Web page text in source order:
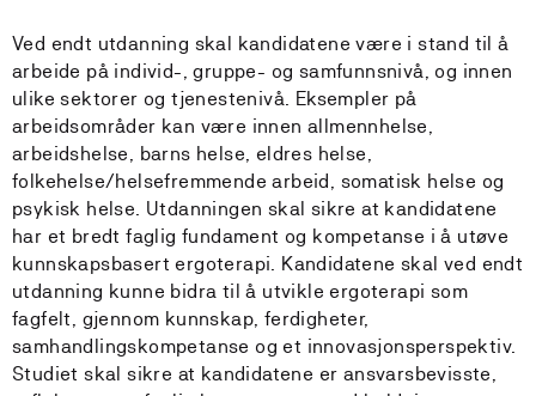
Ved endt utdanning skal kandidatene være i stand til å
arbeide på individ-, gruppe- og samfunnsnivå, og innen
ulike sektorer og tjenestenivå. Eksempler på
arbeidsområder kan være innen allmennhelse,
arbeidshelse, barns helse, eldres helse,
folkehelse/helsefremmende arbeid, somatisk helse og
psykisk helse. Utdanningen skal sikre at kandidatene
har et bredt faglig fundament og kompetanse i å utøve
kunnskapsbasert ergoterapi. Kandidatene skal ved endt
utdanning kunne bidra til å utvikle ergoterapi som
fagfelt, gjennom kunnskap, ferdigheter,
samhandlingskompetanse og et innovasjonsperspektiv.
Studiet skal sikre at kandidatene er ansvarsbevisste,